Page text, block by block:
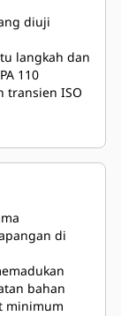
diuji
langkah dan
110
transien ISO
di
bahan
minimum